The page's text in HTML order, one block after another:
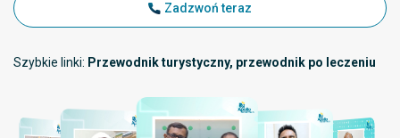
Zadzwoń teraz
Szybkie linki: Przewodnik turystyczny, przewodnik po leczeniu